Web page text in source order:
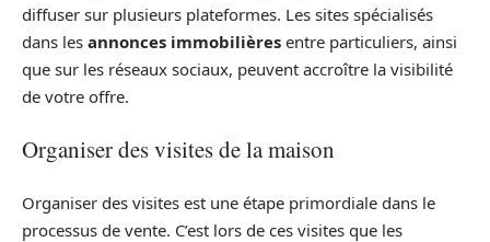
diffuser sur plusieurs plateformes. Les sites spécialisés
dans les annonces immobilières entre particuliers, ainsi
que sur les réseaux sociaux, peuvent accroître la visibilité
de votre offre.
Organiser des visites de la maison
Organiser des visites est une étape primordiale dans le
processus de vente. C’est lors de ces visites que les